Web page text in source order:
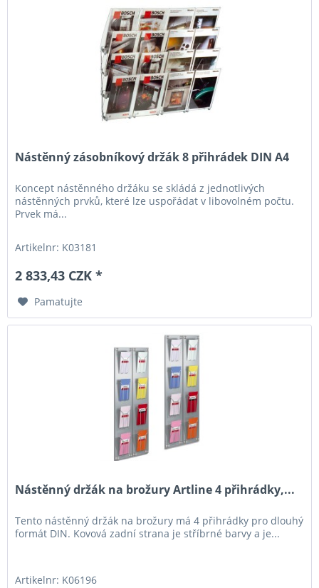
Nástěnný zásobníkový držák 8 přihrádek DIN A4
Koncept nástěnného držáku se skládá z jednotlivých
nástěnných prvků, které lze uspořádat v libovolném počtu.
Prvek má...
Artikelnr: K03181
2 833,43 CZK *
Pamatujte
Nástěnný držák na brožury Artline 4 přihrádky,...
Tento nástěnný držák na brožury má 4 přihrádky pro dlouhý
formát DIN. Kovová zadní strana je stříbrné barvy a je...
Artikelnr: K06196